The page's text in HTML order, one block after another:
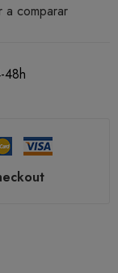
a comparar
48h